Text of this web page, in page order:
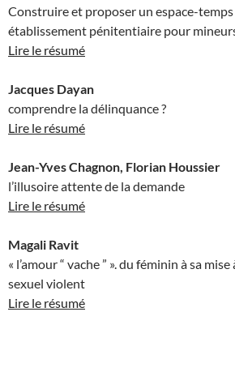
Construire et proposer un espace-temps
établissement pénitentiaire pour
Lire le résumé
Jacques Dayan
comprendre la délinquance ?
Lire le résumé
Jean-Yves Chagnon, Florian Houssier
l’illusoire attente de la demande
Lire le résumé
Magali Ravit
« l’amour “ vache ” ». du féminin à sa
sexuel violent
Lire le résumé